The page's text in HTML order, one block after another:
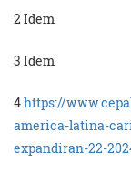
2 Idem
3 Idem
4https://
america-latina-
expandiran-22-